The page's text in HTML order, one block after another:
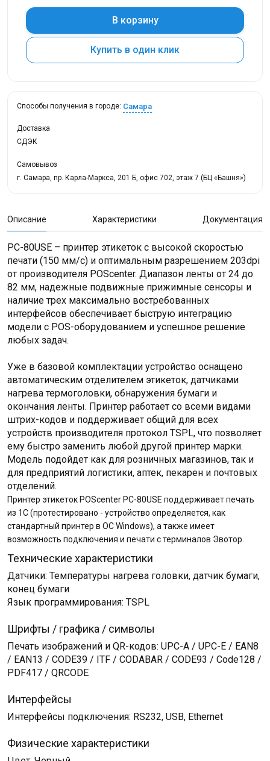
В корзину
Купить в один клик
Способы получения в городе: Самара
Доставка
СДЭК
Самовывоз
г. Самара, пр. Карла-Маркса, 201 Б, офис 702, этаж 7 (БЦ «Башня»)
Описание Характеристики Документация
PC-80USE – принтер этикеток с высокой скоростью
печати (150 мм/с) и оптимальным разрешением 203dpi
от производителя POScenter. Диапазон ленты от 24 до
82 мм, надежные подвижные прижимные сенсоры и
наличие трех максимально востребованных
интерфейсов обеспечивает быструю интеграцию
модели с POS-оборудованием и успешное решение
любых задач.
Уже в базовой комплектации устройство оснащено
автоматическим отделителем этикеток, датчиками
нагрева термоголовки, обнаружения бумаги и
окончания ленты. Принтер работает со всеми видами
штрих-кодов и поддерживает общий для всех
устройств производителя протокол TSPL, что позволяет
ему быстро заменить любой другой принтер марки.
Модель подойдет как для розничных магазинов, так и
для предприятий логистики, аптек, пекарен и почтовых
отделений.
Принтер этикеток POScenter PC-80USE поддерживает печать
из 1С (протестировано - устройство определяется, как
стандартный принтер в ОС Windows), а также имеет
возможность подключения и печати с терминалов Эвотор.
Технические характеристики
Датчики: Температуры нагрева головки, датчик бумаги,
конец бумаги
Язык программирования: TSPL
Шрифты / графика / символы
Печать изображений и QR-кодов: UPC-A / UPC-E / EAN8
/ EAN13 / CODE39 / ITF / CODABAR / CODE93 / Code128 /
PDF417 / QRCODE
Интерфейсы
Интерфейсы подключения: RS232, USB, Ethernet
Физические характеристики